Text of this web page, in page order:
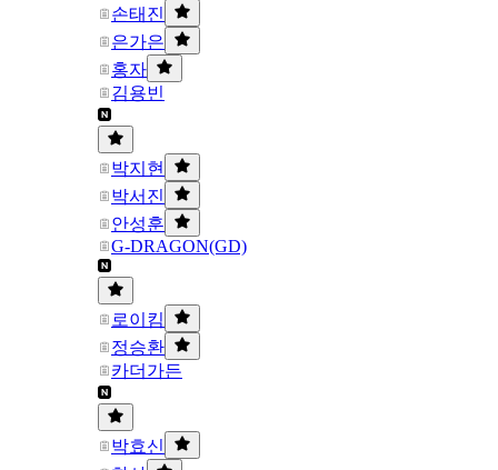
손태진
은가은
홍자
김용빈
박지현
박서진
안성훈
G-DRAGON(GD)
로이킴
정승환
카더가든
박효신